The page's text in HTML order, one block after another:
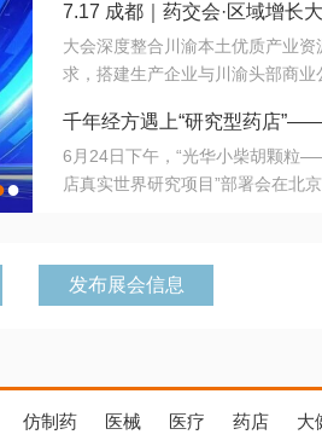
7.17 成都｜药交会·区域增长大
●
法正重新定义研发效率；另一端是
难题，呼唤更成熟的产业生态。 同
同与出海能力建设才是破局关键
算力突围；从中药创新、复杂药
术攻坚，到CDMO的柔性智造。
室”与“生产线”、“研发端”与“支付
7.17 成都｜药交会·区域增长
营
大会深度整合川渝本土优质产业
求，搭建生产企业与川渝头部商
域增量份额夯实西南市场战略布局
千年经方遇上“研究型药店
目在北京同仁堂佛山连锁启动
6月24日下午，“光华小柴胡颗粒
店真实世界研究项目”部署会在北
发布展会信息
仿制药 医械 医疗 药店 大